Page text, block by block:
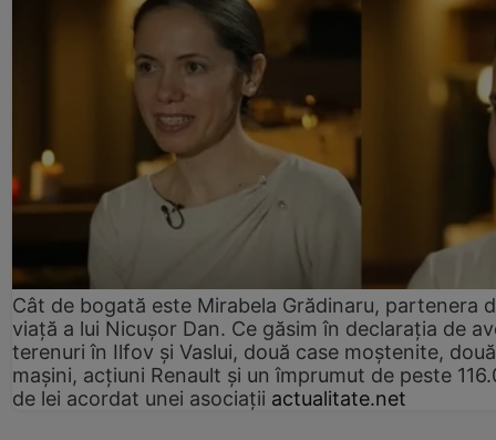
Cât de bogată este Mirabela Grădinaru, partenera
viață a lui Nicușor Dan. Ce găsim în declarația de
terenuri în Ilfov și Vaslui, două case moștenite, două
mașini, acțiuni Renault și un împrumut de peste
de lei acordat unei asociații actualitate.net